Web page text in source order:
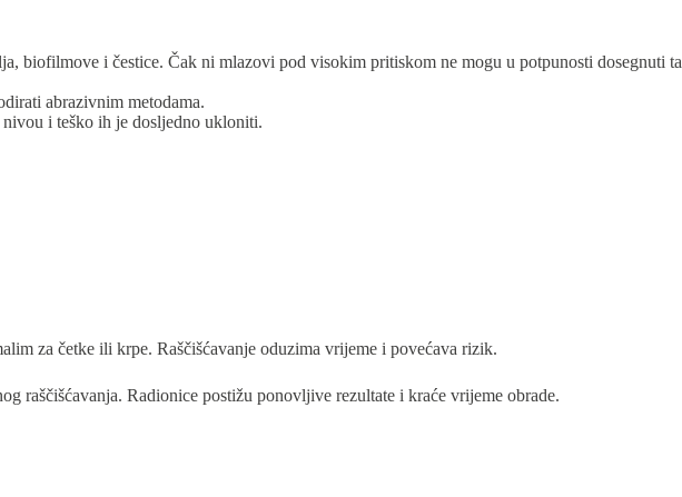
biofilmove i čestice. Čak ni mlazovi pod visokim pritiskom ne mogu u potpunosti dosegnuti ta
abrazivnim metodama.
i teško ih je dosljedno ukloniti.
za četke ili krpe. Raščišćavanje oduzima vrijeme i povećava rizik.
raščišćavanja. Radionice postižu ponovljive rezultate i kraće vrijeme obrade.